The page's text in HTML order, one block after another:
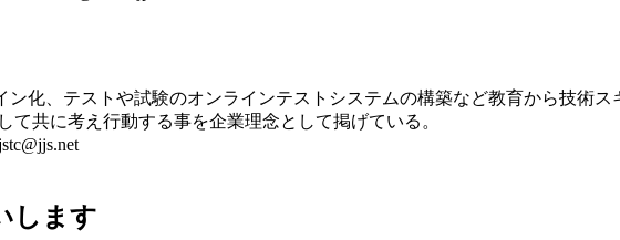
化、テストや試験のオンラインテストシステムの構築など教育から技術
共に考え行動する事を企業理念として掲げている。
します